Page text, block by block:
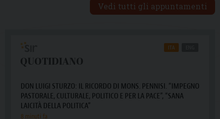
Vedi tutti gli appuntamenti